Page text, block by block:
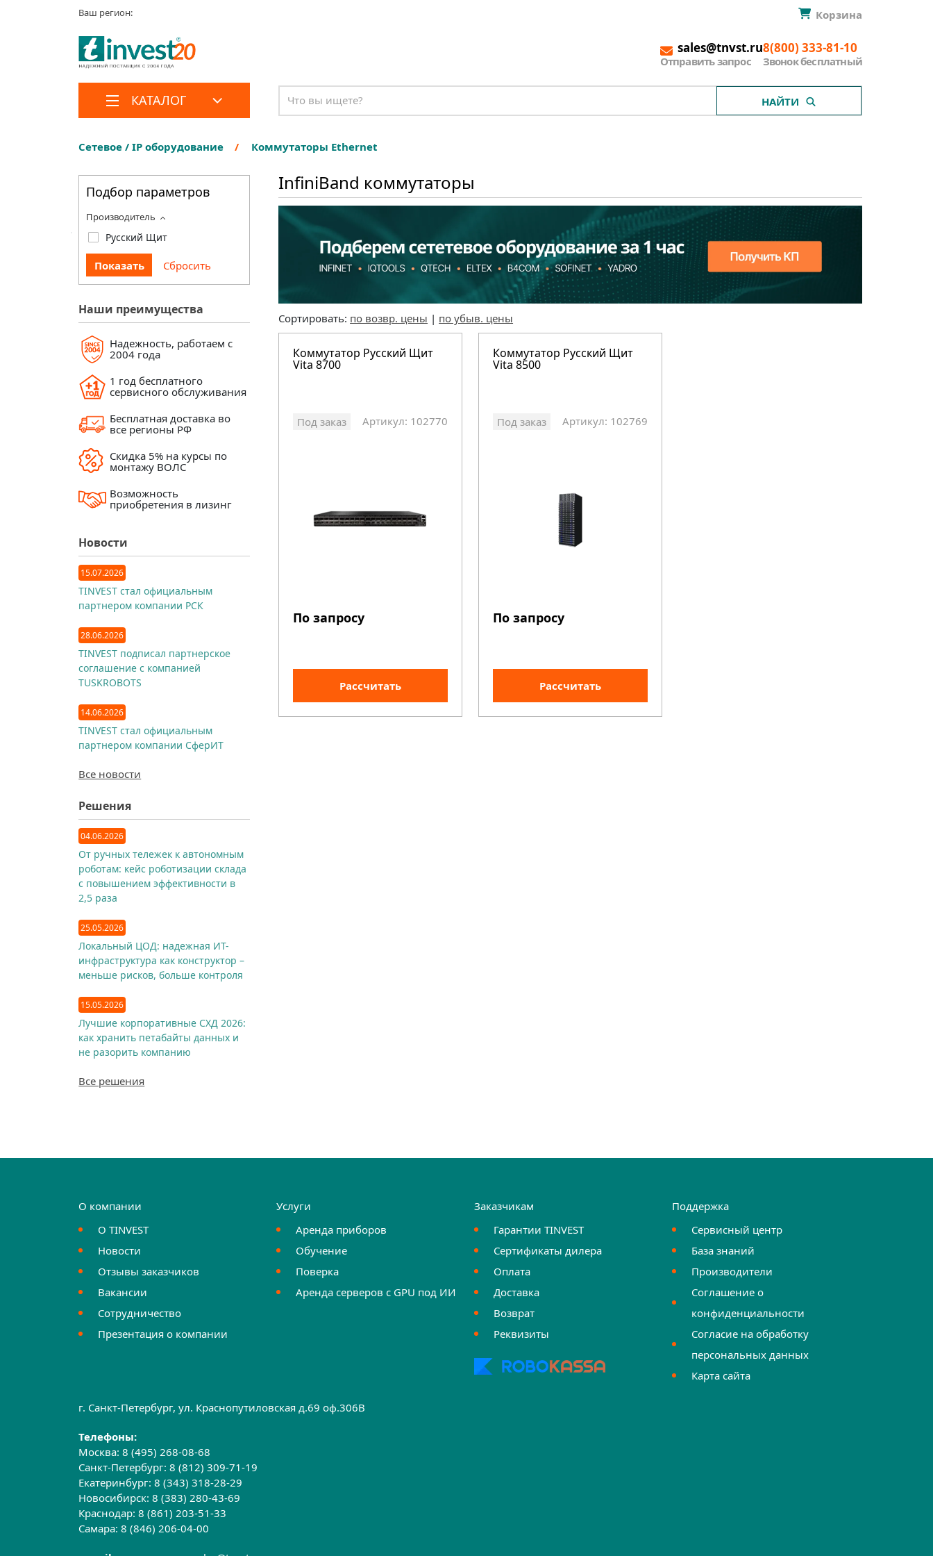
Ваш регион: Корзина
sales@tnvst.ru
Отправить запрос
8(800) 333-81-10
Звонок бесплатный
КАТАЛОГ НАЙТИ
Сетевое / IP оборудование Коммутаторы Ethernet
Подбор параметров
Производитель
Русский Щит
Наши преимущества
Надежность, работаем с
2004 года
1 год бесплатного
сервисного обслуживания
Бесплатная доставка во
все регионы РФ
Скидка 5% на курсы по
монтажу ВОЛС
Возможность
приобретения в лизинг
Новости
15.07.2026
TINVEST стал официальным
партнером компании РСК
28.06.2026
TINVEST подписал партнерское
соглашение с компанией
TUSKROBOTS
14.06.2026
TINVEST стал официальным
партнером компании СферИТ
Все новости
Решения
04.06.2026
От ручных тележек к автономным
роботам: кейс роботизации склада
с повышением эффективности в
2,5 раза
25.05.2026
Локальный ЦОД: надежная ИТ-
инфраструктура как конструктор –
меньше рисков, больше контроля
15.05.2026
Лучшие корпоративные СХД 2026:
как хранить петабайты данных и
не разорить компанию
Все решения
InfiniBand коммутаторы
Сортировать: по возвр. цены | по убыв. цены
Коммутатор Русский Щит
Vita 8700
Под заказ Артикул: 102770
По запросу
Рассчитать
Коммутатор Русский Щит
Vita 8500
Под заказ Артикул: 102769
По запросу
Рассчитать
О компании
О TINVEST
Новости
Отзывы заказчиков
Вакансии
Сотрудничество
Презентация о компании
Услуги
Аренда приборов
Обучение
Поверка
Аренда серверов с GPU под ИИ
Заказчикам
Гарантии TINVEST
Сертификаты дилера
Оплата
Доставка
Возврат
Реквизиты
Поддержка
Сервисный центр
База знаний
Производители
Соглашение о
конфиденциальности
Согласие на обработку
персональных данных
Карта сайта
г. Санкт-Петербург, ул. Краснопутиловская д.69 оф.306B
Телефоны:
Москва:8 (495) 268-08-68
Санкт-Петербург:8 (812) 309-71-19
Екатеринбург:8 (343) 318-28-29
Новосибирск:8 (383) 280-43-69
Краснодар:8 (861) 203-51-33
Самара:8 (846) 206-04-00